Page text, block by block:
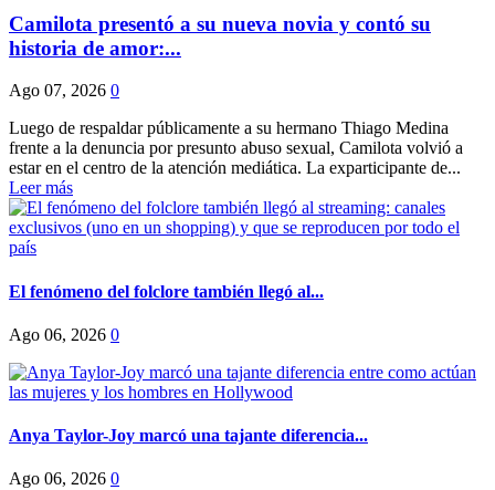
Camilota presentó a su nueva novia y contó su
historia de amor:...
Ago 07, 2026 0
Luego de respaldar públicamente a su hermano Thiago Medina
frente a la denuncia por presunto abuso sexual, Camilota volvió a
estar en el centro de la atención mediática. La exparticipante de...
Leer más
El fenómeno del folclore también llegó al...
Ago 06, 2026 0
Anya Taylor-Joy marcó una tajante diferencia...
Ago 06, 2026 0